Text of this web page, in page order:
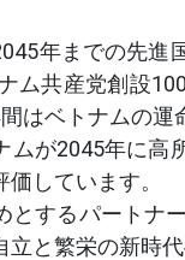
年までの先
ム共産党創設
はベトナムの運
ムが2045年に高
しています。
とするパートナ
立と繁栄の新時